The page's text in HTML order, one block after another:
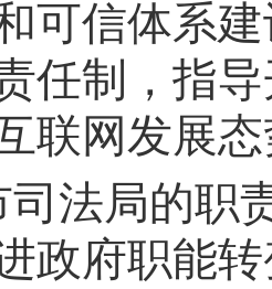
可信体系
任制，指
联网发展
司法局的职
政府职能